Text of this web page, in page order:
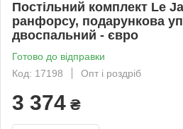
Постільний комплект Le
ранфорсу, подарункова
двоспальний - євро
Готово до відправки
Код: 17198
Опт і роздріб
3 374 ₴